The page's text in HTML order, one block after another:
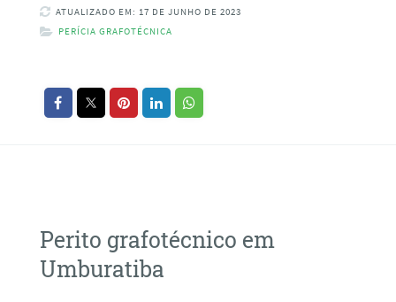
ATUALIZADO EM: 17 DE JUNHO DE 2023
PERÍCIA GRAFOTÉCNICA
Perito grafotécnico em
Umburatiba